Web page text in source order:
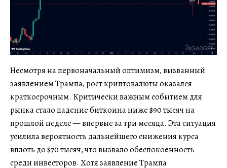
Несмотря на первоначальный оптимизм, вызванный
заявлением Трампа, рост криптовалюты оказался
краткосрочным. Критически важным событием для
рынка стало падение биткоина ниже $90 тысяч на
прошлой неделе — впервые за три месяца. Эта ситуация
усилила вероятность дальнейшего снижения курса
вплоть до $70 тысяч, что вызвало обеспокоенность
среди инвесторов. Хотя заявление Трампа